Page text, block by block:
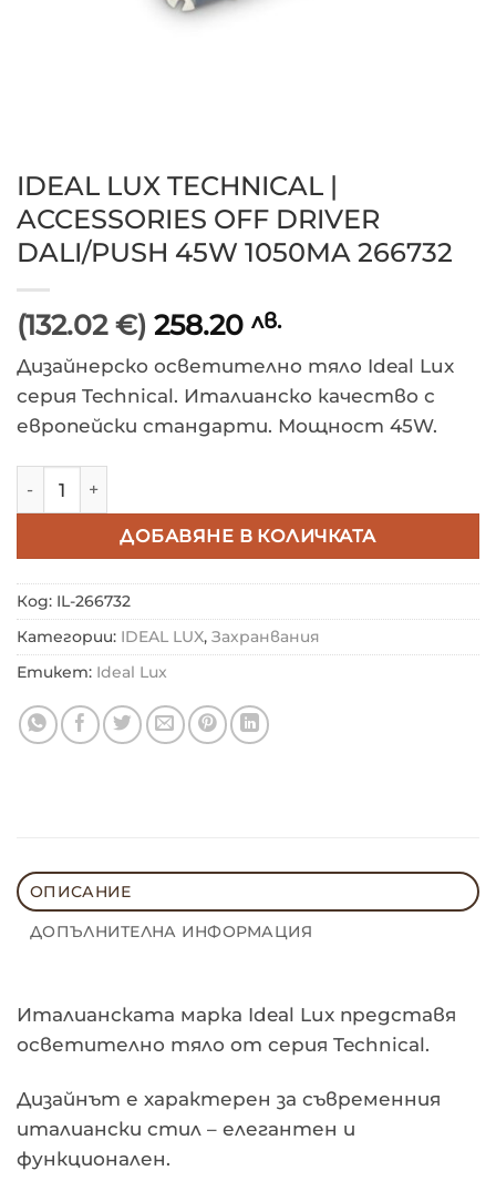
IDEAL LUX TECHNICAL |
ACCESSORIES OFF DRIVER
DALI/PUSH 45W 1050MA 266732
(132.02 €) 258.20 лв.
Дизайнерско осветително тяло Ideal Lux
серия Technical. Италианско качество с
европейски стандарти. Мощност 45W.
ДОБАВЯНЕ В КОЛИЧКАТА
Код: IL-266732
Категории: IDEAL LUX, Захранвания
Етикет: Ideal Lux
ОПИСАНИЕ
ДОПЪЛНИТЕЛНА ИНФОРМАЦИЯ
Италианската марка Ideal Lux представя
осветително тяло от серия Technical.
Дизайнът е характерен за съвременния
италиански стил – елегантен и
функционален.